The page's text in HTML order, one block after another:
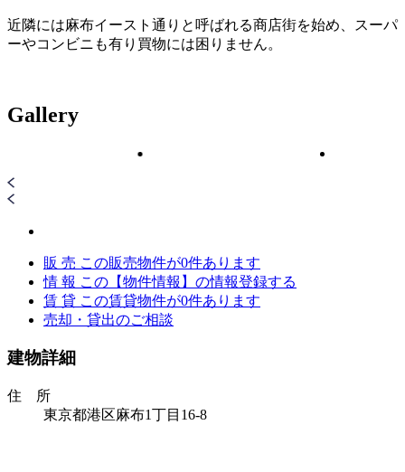
近隣には麻布イースト通りと呼ばれる商店街を始め、スーパ
ーやコンビニも有り買物には困りません。
Gallery
販 売 この販売物件が0件あります
情 報 この【物件情報】の情報登録する
賃 貸 この賃貸物件が0件あります
売却・貸出のご相談
建物詳細
住 所
東京都港区麻布1丁目16-8